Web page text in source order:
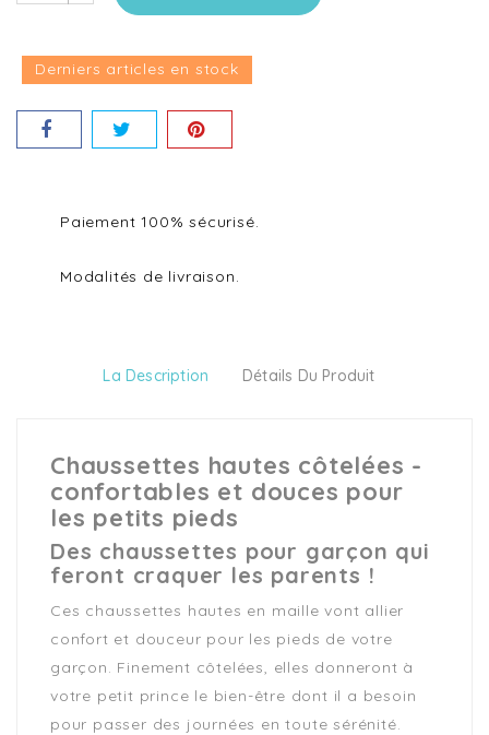
Derniers articles en stock
Paiement 100% sécurisé.
Modalités de livraison.
La Description Détails Du Produit
Chaussettes hautes côtelées -
confortables et douces pour
les petits pieds
Des chaussettes pour garçon qui
feront craquer les parents !
Ces chaussettes hautes en maille vont allier
confort et douceur pour les pieds de votre
garçon. Finement côtelées, elles donneront à
votre petit prince le bien-être dont il a besoin
pour passer des journées en toute sérénité.